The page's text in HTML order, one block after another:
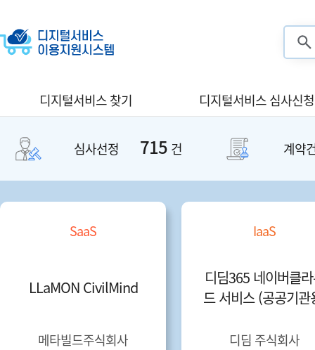
디지털서비스 찾기 디지털서비스 심사신청
심사선정 715 건 계약
SaaS
LLaMON CivilMind
메타빌드주식회사
IaaS
디딤365 네이버클
드 서비스 (공공기관
디딤 주식회사